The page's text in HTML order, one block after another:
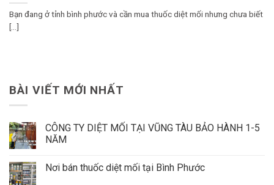
Bạn đang ở tỉnh bình phước và cần mua thuốc diệt mối nhưng chưa biết
[...]
BÀI VIẾT MỚI NHẤT
CÔNG TY DIỆT MỐI TẠI VŨNG TÀU BẢO HÀNH 1-5
NĂM
Nơi bán thuốc diệt mối tại Bình Phước